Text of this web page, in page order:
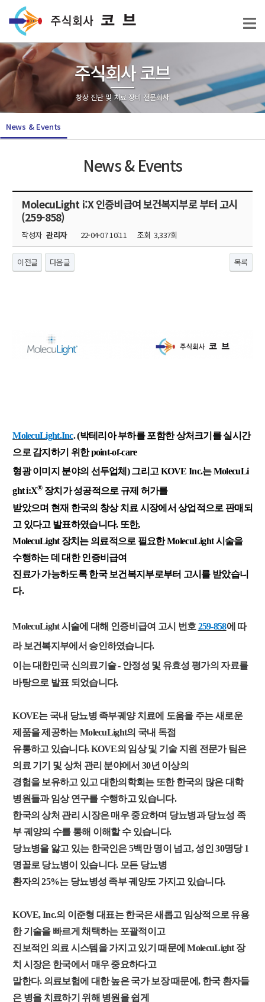
주식회사 코브
창상 진단 및 치료 장비 전문회사
News & Events
News & Events
MolecuLight i:X 인증비급여 보건복지부로 부터 고시
(259-858)
작성자 관리자 22-04-07 10:11 조회 3,337회
이전글 다음글 목록
MolecuLight.Inc.(박테리아 부하를 포함한 상처크기를 실시간
으로 감지하기 위한 point-of-care
형광이미지 분야의 선두업체) 그리고 KOVE Inc.는 MolecuLi
ght i:X®장치가 성공적으로 규제 허가를
받았으며 현재 한국의 창상 치료 시장에서 상업적으로 판매되
고 있다고 발표하였습니다. 또한,
MolecuLight 장치는 의료적으로 필요한 MolecuLight 시술을
수행하는 데 대한 인증비급여
진료가 가능하도록 한국 보건복지부로부터 고시를 받았습니
다.
MolecuLight 시술에 대해 인증비급여 고시 번호 259-858에 따
라 보건복지부에서 승인하였습니다.
이는대한민국 신의료기술 - 안정성 및 유효성 평가의 자료를
바탕으로 발표 되었습니다.
KOVE는 국내 당뇨병 족부궤양 치료에 도움을 주는 새로운
제품을 제공하는 MolecuLight의 국내 독점
유통하고 있습니다. KOVE의 임상 및 기술 지원 전문가 팀은
의료 기기 및 상처 관리 분야에서 30년 이상의
경험을 보유하고 있고 대한의학회는 또한 한국의 많은 대학
병원들과 임상 연구를 수행하고 있습니다.
한국의 상처 관리 시장은 매우 중요하며 당뇨병과 당뇨성 족
부 궤양의 수를 통해 이해할 수 있습니다.
당뇨병을 앓고 있는 한국인은 5백만 명이 넘고, 성인 30명당 1
명꼴로 당뇨병이 있습니다. 모든 당뇨병
환자의 25%는 당뇨병성 족부 궤양도 가지고 있습니다.
KOVE, Inc.의 이준형 대표는 한국은 새롭고 임상적으로 유용
한 기술을 빠르게 채택하는 포괄적이고
진보적인 의료 시스템을 가지고 있기 때문에 MolecuLight 장
치 시장은 한국에서 매우 중요하다고
말한다. 의료보험에 대한 높은 국가 보장 때문에, 한국 환자들
은 병을 치료하기 위해 병원을 쉽게